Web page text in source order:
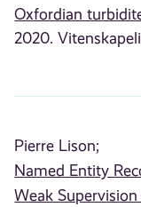
Oxfordian
2020.
Pierre Lison;
Named Entity
Weak